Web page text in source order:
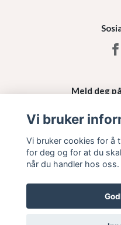
Meld deg
Vi bruker
Vi bruker cookies for å
for deg og for at du
når du handler hos oss.